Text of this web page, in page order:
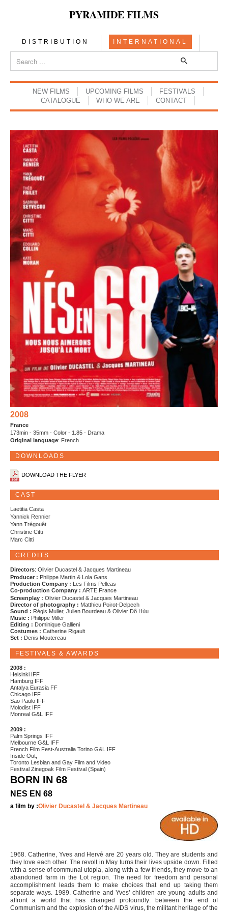
PYRAMIDE FILMS
DISTRIBUTION INTERNATIONAL
NEW FILMS UPCOMING FILMS
FESTIVALS
CATALOGUE
WHO WE ARE CONTACT
2008
France
173min - 35mm - Color - 1.85 - Drama
Original language: French
DOWNLOADS
DOWNLOAD THE FLYER
CAST
Laetitia Casta
Yannick Rennier
Yann Trégouêt
Christine Citti
Marc Citti
CREDITS
Directors: Olivier Ducastel & Jacques Martineau
Producer : Philippe Martin & Lola Gans
Production Company : Les Films Pelleas
Co-production Company : ARTE France
Screenplay : Olivier Ducastel & Jacques Martineau
Director of photography : Matthieu Poirot-Delpech
Sound : Régis Muller, Julien Bourdeau & Olivier Dô Hùu
Music : Philippe Miller
Editing : Dominique Gallieni
Costumes : Catherine Rigault
Set : Denis Moutereau
FESTIVALS & AWARDS
2008 :
Helsinki IFF
Hamburg IFF
Antalya Eurasia FF
Chicago IFF
Sao Paulo IFF
Molodist IFF
Monreal G&L IFF
2009 :
Palm Springs IFF
Melbourne G&L IFF
French Film Fest-Australia Torino G&L IFF
Inside Out,
Toronto Lesbian and Gay Film and Video
Festival Zinegoak Film Festival (Spain)
BORN IN 68
NES EN 68
a film by :Olivier Ducastel & Jacques Martineau
1968. Catherine, Yves and Hervé are 20 years old. They are students and
they love each other. The revolt in May turns their lives upside down. Filled
with a sense of communal utopia, along with a few friends, they move to an
abandoned farm in the Lot region. The need for freedom and personal
accomplishment leads them to make choices that end up taking them
separate ways. 1989. Catherine and Yves’ children are young adults and
affront a world that has changed profoundly: between the end of
Communism and the explosion of the AIDS virus, the militant heritage of the